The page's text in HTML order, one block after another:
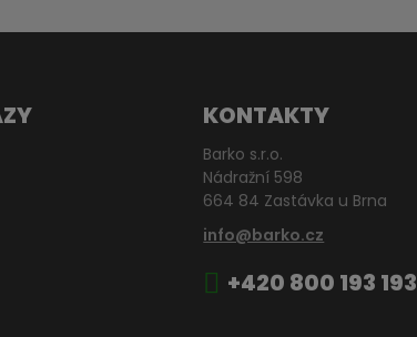
KONTAKTY
Barko s.r.o.
Nádražní 598
664 84 Zastávka u Brna
info@barko.cz
+420 800 193 193